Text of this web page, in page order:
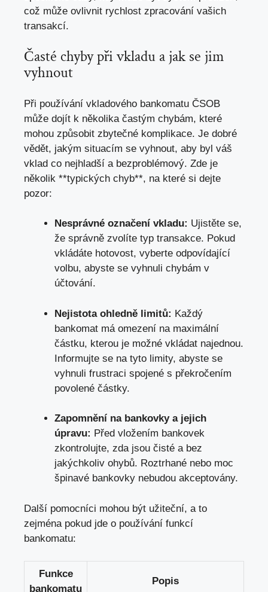
což může ovlivnit rychlost zpracování vašich
transakcí.
Časté chyby při vkladu a jak se jim
vyhnout
Při používání vkladového bankomatu ČSOB
může dojít k několika častým chybám, které
mohou způsobit zbytečné komplikace. Je dobré
vědět, jakým situacím se vyhnout, aby byl váš
vklad co nejhladší a bezproblémový. Zde je
několik **typických chyb**, na které si dejte
pozor:
Nesprávné označení vkladu: Ujistěte se,
že správně zvolíte typ transakce. Pokud
vkládáte hotovost, vyberte odpovídající
volbu, abyste se vyhnuli chybám v
účtování.
Nejistota ohledně limitů: Každý
bankomat má omezení na maximální
částku, kterou je možné vkládat najednou.
Informujte se na tyto limity, abyste se
vyhnuli frustraci spojené s překročením
povolené částky.
Zapomnění na bankovky a jejich
úpravu: Před vložením bankovek
zkontrolujte, zda jsou čisté a bez
jakýchkoliv ohybů. Roztrhané nebo moc
špinavé bankovky nebudou akceptovány.
Další pomocníci mohou být užiteční, a to
zejména pokud jde o používání funkcí
bankomatu:
Funkce
bankomatu
Popis